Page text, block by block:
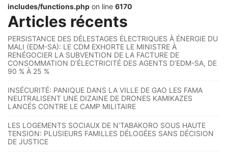
includes/functions.php on line 6170
Articles récents
PERSISTANCE DES DÉLESTAGES ÉLECTRIQUES À ÉNERGIE DU
MALI (EDM-SA): LE CDM EXHORTE LE MINISTRE À
RENÉGOCIER LA SUBVENTION DE LA FACTURE DE
CONSOMMATION D’ÉLECTRICITÉ DES AGENTS D’EDM-SA, DE
90 % À 25 %
INSÉCURITÉ: PANIQUE DANS LA VILLE DE GAO LES FAMA
NEUTRALISENT UNE DIZAINE DE DRONES KAMIKAZES
LANCÉS CONTRE LE CAMP MILITAIRE
LES LOGEMENTS SOCIAUX DE N’TABAKORO SOUS HAUTE
TENSION: PLUSIEURS FAMILLES DÉLOGÉES SANS DÉCISION
DE JUSTICE